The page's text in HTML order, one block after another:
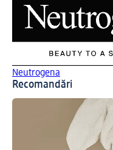
Neutrogena
Recomandări